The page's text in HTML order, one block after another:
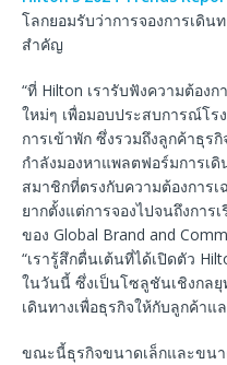
โลกยอมรับว่าการจองการเดิ
สำคัญ
“ที่ Hilton เรารับฟังความต้อง
ใหม่ๆ เพื่อมอบประสบการณ์โร
การเข้าพัก ซึ่งรวมถึงลูกค้าธุร
กำลังมองหาแพลตฟอร์มการเ
สมาชิกที่ตรงกับความต้องการ
ยากตั้งแต่การจองไปจนถึงการ
ของ Global Brand and
“เรารู้สึกตื่นเต้นที่ได้เปิดตัว
ในวันนี้ ซึ่งเป็นโซลูชันเชิงกลยุ
เดินทางเพื่อธุรกิจให้กับลูกค้าแ
ขณะนี้ธุรกิจขนาดเล็กและขน